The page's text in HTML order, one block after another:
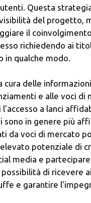
Questa
del progetto,
il
richiedendo ai
qualche modo.
cura delle
e alle voci di
a lanci
in genere più
da voci di mercato
potenziale di
media e
di ricevere
e garantire